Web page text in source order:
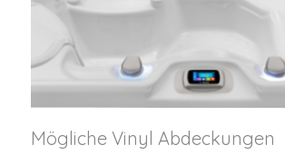
Mögliche Vinyl Abdeckungen